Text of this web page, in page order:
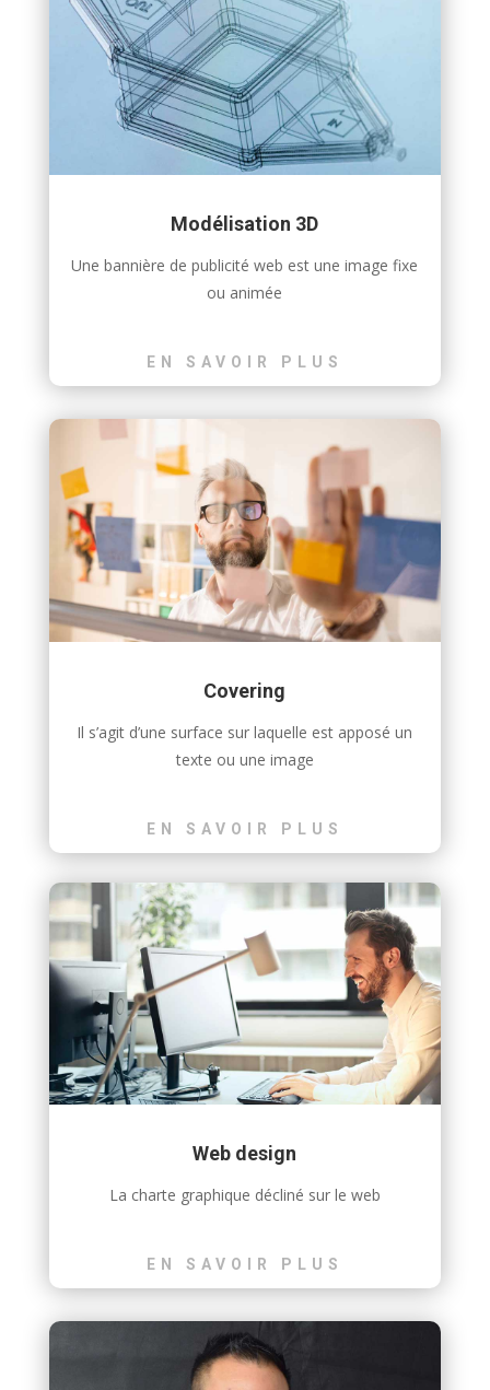
Modélisation 3D
Une bannière de publicité web est une image fixe
ou animée
EN SAVOIR PLUS
Covering
Il s’agit d’une surface sur laquelle est apposé un
texte ou une image
EN SAVOIR PLUS
Web design
La charte graphique décliné sur le web
EN SAVOIR PLUS